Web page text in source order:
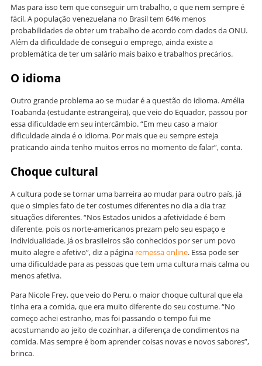
Mas para isso tem que conseguir um trabalho, o que nem sempre é
fácil. A população venezuelana no Brasil tem 64% menos
probabilidades de obter um trabalho de acordo com dados da ONU.
Além da dificuldade de consegui o emprego, ainda existe a
problemática de ter um salário mais baixo e trabalhos precários.
O idioma
Outro grande problema ao se mudar é a questão do idioma. Amélia
Toabanda (estudante estrangeira), que veio do Equador, passou por
essa dificuldade em seu intercâmbio. “Em meu caso a maior
dificuldade ainda é o idioma. Por mais que eu sempre esteja
praticando ainda tenho muitos erros no momento de falar”, conta.
Choque cultural
A cultura pode se tornar uma barreira ao mudar para outro país, já
que o simples fato de ter costumes diferentes no dia a dia traz
situações diferentes. “Nos Estados unidos a afetividade é bem
diferente, pois os norte-americanos prezam pelo seu espaço e
individualidade. Já os brasileiros são conhecidos por ser um povo
muito alegre e afetivo”, diz a página remessa online. Essa pode ser
uma dificuldade para as pessoas que tem uma cultura mais calma ou
menos afetiva.
Para Nicole Frey, que veio do Peru, o maior choque cultural que ela
tinha era a comida, que era muito diferente do seu costume. “No
começo achei estranho, mas foi passando o tempo fui me
acostumando ao jeito de cozinhar, a diferença de condimentos na
comida. Mas sempre é bom aprender coisas novas e novos sabores”,
brinca.